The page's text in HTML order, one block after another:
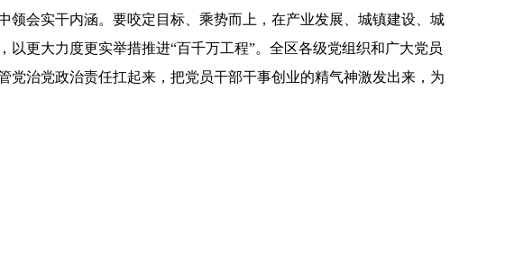
会实干内涵。要咬定目标、乘势而上，在产业发展、城镇建设、城
更大力度更实举措推进“百千万工程”。全区各级党组织和广大党员
治党政治责任扛起来，把党员干部干事创业的精气神激发出来，为